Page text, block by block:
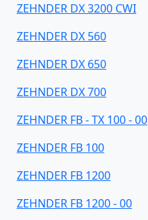
ZEHNDER DX 3200 CWI
ZEHNDER DX 560
ZEHNDER DX 650
ZEHNDER DX 700
ZEHNDER FB - TX 100 - 00
ZEHNDER FB 100
ZEHNDER FB 1200
ZEHNDER FB 1200 - 00